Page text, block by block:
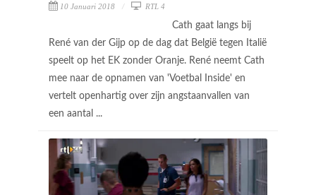
10 Januari 2018 RTL 4
Cath gaat langs bij
René van der Gijp op de dag dat België tegen Italië
speelt op het EK zonder Oranje. René neemt Cath
mee naar de opnamen van 'Voetbal Inside' en
vertelt openhartig over zijn angstaanvallen van
een aantal ...